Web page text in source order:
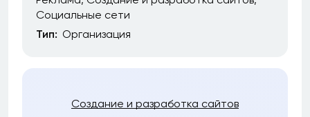
Социальные сети
Тип: Организация
Создание и разработка сайтов